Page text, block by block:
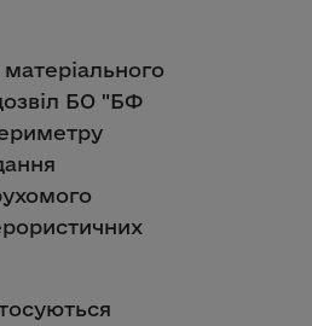
БО "БФ